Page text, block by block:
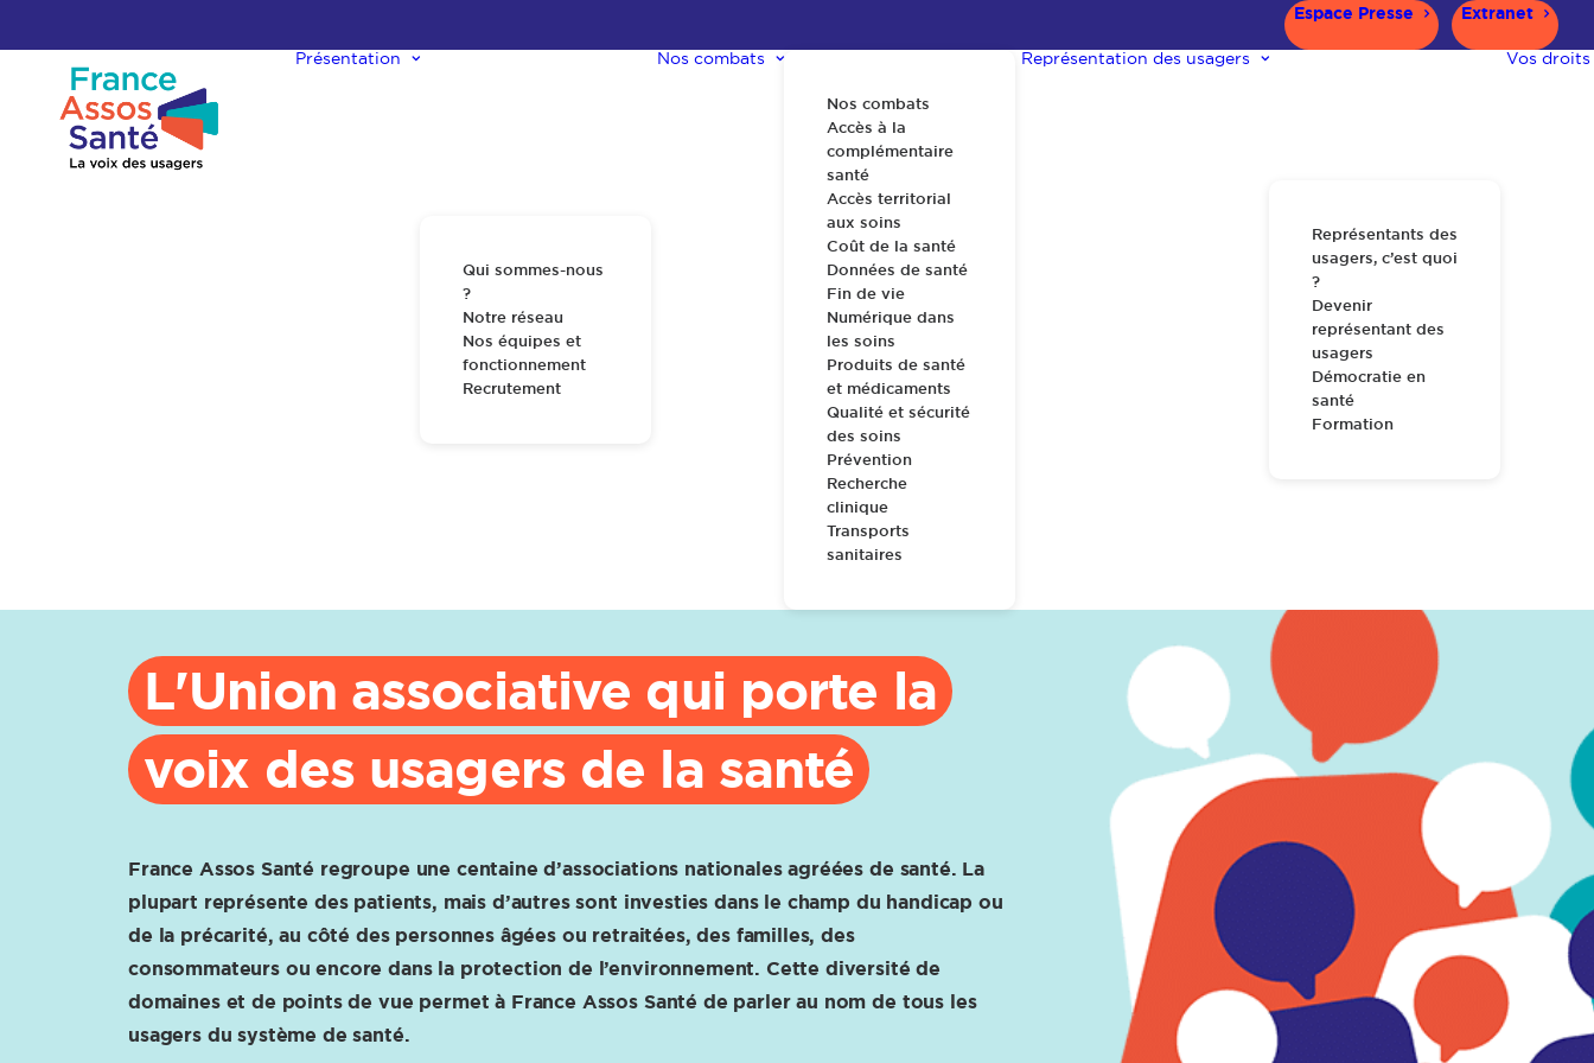
Espace Presse Extranet
Présentation
Qui sommes-nous
?
Notre réseau
Nos équipes et
fonctionnement
Recrutement
Nos combats
Nos combats
Accès à la
complémentaire
santé
Accès territorial
aux soins
Coût de la santé
Données de santé
Fin de vie
Numérique dans
les soins
Produits de santé
et médicaments
Qualité et sécurité
des soins
Prévention
Recherche
clinique
Transports
sanitaires
Représentation des usagers
Représentants des
usagers, c’est quoi
?
Devenir
représentant des
usagers
Démocratie en
santé
Formation
Vos droits
L'Union associative qui porte la
voix des usagers de la santé
France Assos Santé regroupe une centaine d’associations nationales agréées de santé. La
plupart représente des patients, mais d’autres sont investies dans le champ du handicap ou
de la précarité, au côté des personnes âgées ou retraitées, des familles, des
consommateurs ou encore dans la protection de l’environnement. Cette diversité de
domaines et de points de vue permet à France Assos Santé de parler au nom de tous les
usagers du système de santé.